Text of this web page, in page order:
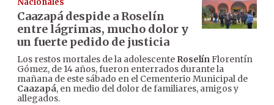
Nacionales
Caazapá despide a Roselín
entre lágrimas, mucho dolor y
un fuerte pedido de justicia
Los restos mortales de la adolescente RoselínFlorentín
Gómez, de 14 años, fueron enterrados durante la
mañana de este sábado en el Cementerio Municipal de
Caazapá, en medio del dolor de familiares, amigos y
allegados.